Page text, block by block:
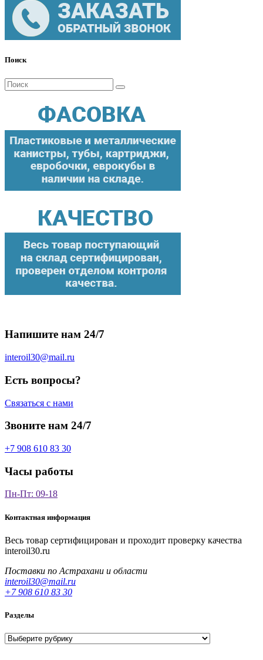
Поиск
Поиск
для:
Напишите нам 24/7
interoil30@mail.ru
Есть вопросы?
Связаться с нами
Звоните нам 24/7
+7 908 610 83 30
Часы работы
Пн-Пт: 09-18
Контактная информация
Весь товар сертифицирован и проходит проверку качества
interoil30.ru
Поставки по Астрахани и области
interoil30@mail.ru
+7 908 610 83 30
Разделы
Разделы